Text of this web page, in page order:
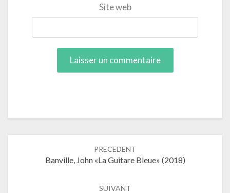
Site web
PRECEDENT
Banville, John «La Guitare Bleue» (2018)
SUIVANT